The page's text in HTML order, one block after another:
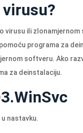
virusu ili
programa za
softveru. Ako
za deinstalaciju.
nastavku.